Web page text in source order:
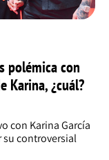
polémica con
Karina, ¿cuál?
con Karina García
su controversial